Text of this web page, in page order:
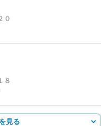
０
８
見る